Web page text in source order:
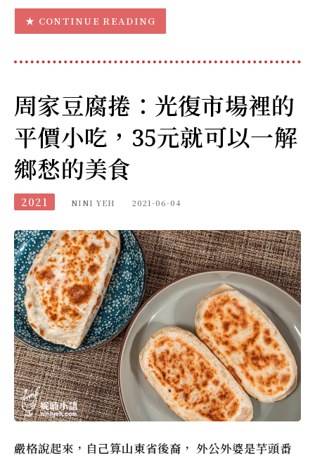
CONTINUE READING
周家豆腐捲：光復市場裡的
平價小吃，35元就可以一解
鄉愁的美食
2021 NINI YEH 2021-06-04
嚴格說起來，自己算山東省後裔， 外公外婆是芋頭番